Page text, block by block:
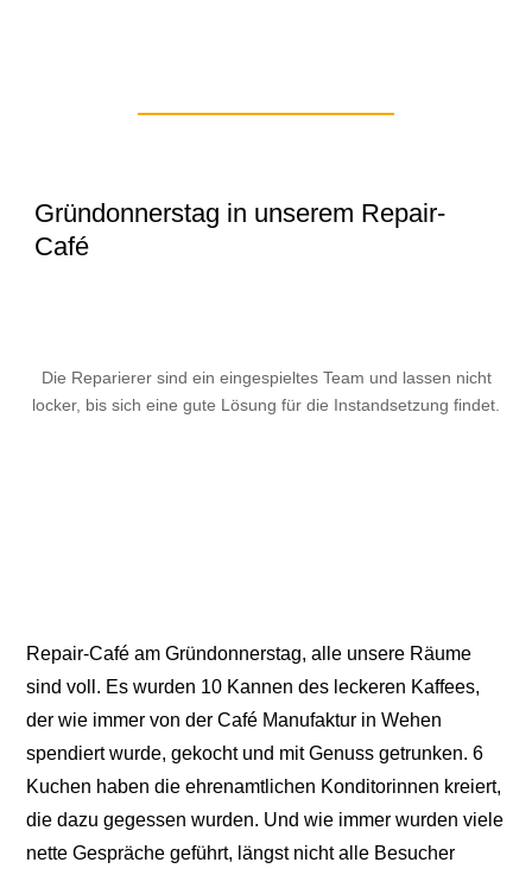
Gründonnerstag in unserem Repair-
Café
Die Reparierer sind ein eingespieltes Team und lassen nicht
locker, bis sich eine gute Lösung für die Instandsetzung findet.
Repair-Café am Gründonnerstag, alle unsere Räume
sind voll. Es wurden 10 Kannen des leckeren Kaffees,
der wie immer von der Café Manufaktur in Wehen
spendiert wurde, gekocht und mit Genuss getrunken. 6
Kuchen haben die ehrenamtlichen Konditorinnen kreiert,
die dazu gegessen wurden. Und wie immer wurden viele
nette Gespräche geführt, längst nicht alle Besucher